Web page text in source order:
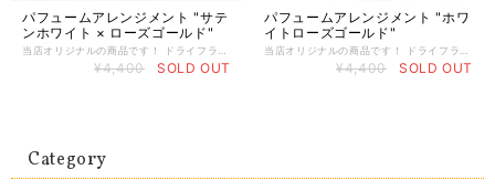
パフュームアレンジメント "サテ
ンホワイト × ローズゴールド"
¥4,400 SOLD OUT
パフュームアレンジメント "ホワ
イトローズゴールド"
¥4,400 SOLD OUT
Category